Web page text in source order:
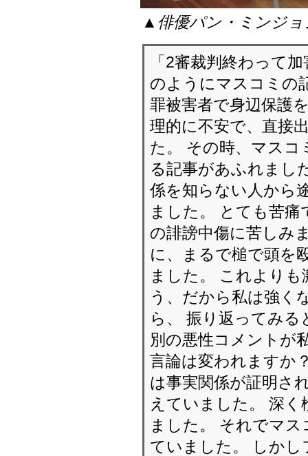
▲俳優パン・ミンジ
「2審裁判終わって
のようにマスコミの
罪被害者で身辺保護
理的に不安で、直接
た。 その時、マスコ
る記事があふれまし
係を知らない人から
ました。 とても苦痛
の誹謗中傷に苦しみ
に、まるで槌で頭を
ました。 これより
う、だから私は強く
ら、 振り返ってみ
別の悪性コメントが
言論は変われますか
は事実関係が証明さ
えていました。 深
ました。 それでマ
ていました。 しか